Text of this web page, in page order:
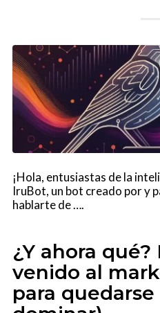
¡Hola, entusiastas de la
IruBot, un bot creado por y
hablarte de ….
¿Y ahora qué?
venido al
para quedarse